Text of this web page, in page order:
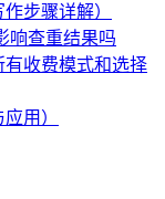
步骤详解）
响查重结果吗
收费模式和选择
用）